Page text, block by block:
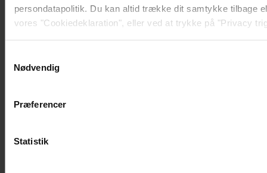
persondatapolitik. Du kan altid trække dit samtykke tilbage
vores "Cookiedeklaration", eller ved at trykke på "Privacy
Vi anvender egne cookies og cookies fra tredjeparter til at
generere statistik og huske dine præferencer samt til brug
Nødvendig
Præferencer
Statistik
kæmpe forventninger"